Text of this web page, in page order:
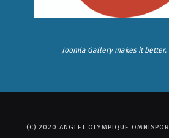
Joomla Gallerymakes it better.
(C) 2020 ANGLET OLYMPIQUE